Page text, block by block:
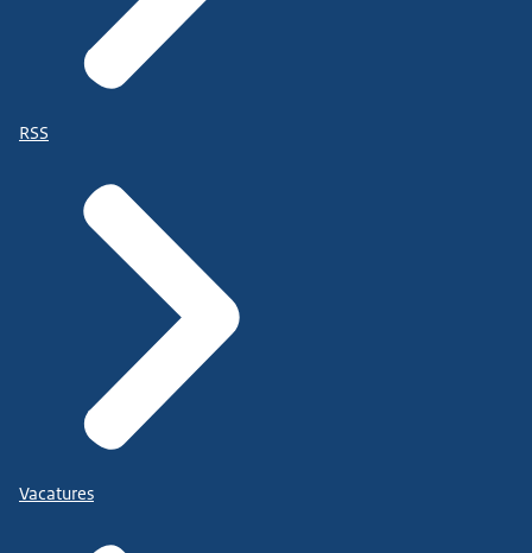
RSS
Vacatures